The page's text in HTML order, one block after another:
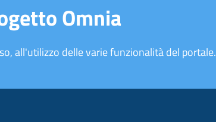
Omnia
all'utilizzo delle varie funzionalità del portale.